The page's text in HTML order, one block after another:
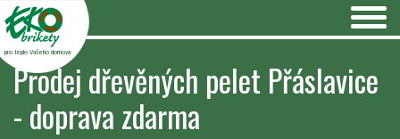
pro teplo Vašeho domova
Prodej dřevěných pelet Přáslavice
- doprava zdarma